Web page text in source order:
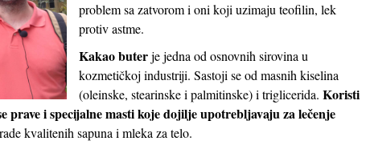
problem sa zatvorom i oni koji uzimaju teofilin, lek
protiv astme.
Kakao buterje jedna od osnovnih sirovina u
kozmetičkoj industriji. Sastoji se od masnih kiselina
(oleinske, stearinske i palmitinske) i triglicerida. Koristi
prave i specijalne masti koje dojilje upotrebljavaju za lečenje
kvalitenih sapuna i mleka za telo.